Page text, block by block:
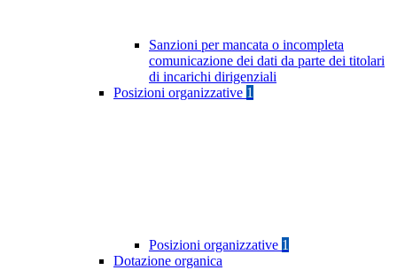
Sanzioni per mancata o incompleta
comunicazione dei dati da parte dei titolari
di incarichi dirigenziali
Posizioni organizzative 1
Posizioni organizzative 1
Dotazione organica